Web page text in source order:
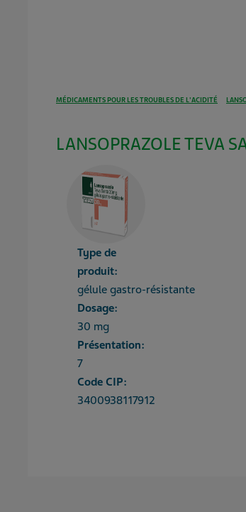
MÉDICAMENTS POUR LES TROUBLES DE L'ACIDITÉ
LANSOPRAZOLE TEVA
Type de
produit:
gélule gastro-résistante
Dosage:
30 mg
Présentation:
7
Code CIP:
3400938117912